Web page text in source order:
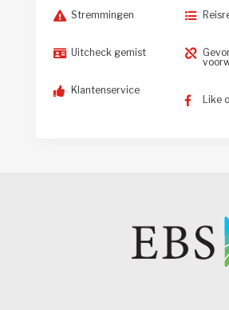
Stremmingen
Uitcheck gemist
Klantenservice
Like